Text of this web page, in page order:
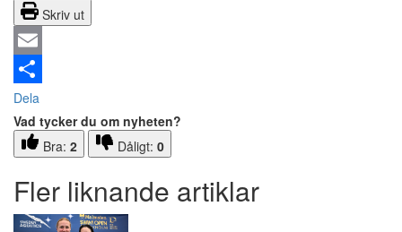
Skriv ut
Email
Dela
Vad tycker du om nyheten?
Bra: 2 Dåligt: 0
Fler liknande artiklar